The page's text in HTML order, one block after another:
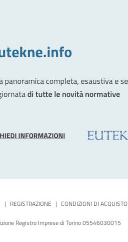
| REGISTRAZIONE | CONDIZIONI DI ACQUISTO
Registro Imprese di Torino 05546030015